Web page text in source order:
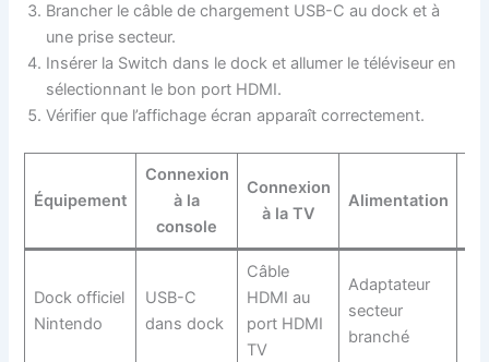
Brancher le câble de chargement USB-C au dock et à
une prise secteur.
Insérer la Switch dans le dock et allumer le téléviseur en
sélectionnant le bon port HDMI.
Vérifier que l’affichage écran apparaît correctement.
Équipement
Connexion
à la
console
Connexion
à la TV
Alimentation
Dock officiel
Nintendo
USB-C
dans dock
Câble
HDMI au
port HDMI
TV
Adaptateur
secteur
branché